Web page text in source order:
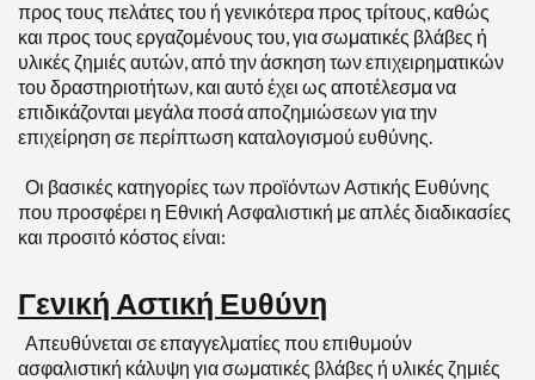
προς τους πελάτες του ή γενικότερα προς τρίτους, καθώς
και προς τους εργαζομένους του, για σωματικές βλάβες ή
υλικές ζημιές αυτών, από την άσκηση των επιχειρηματικών
του δραστηριοτήτων, και αυτό έχει ως αποτέλεσμα να
επιδικάζονται μεγάλα ποσά αποζημιώσεων για την
επιχείρηση σε περίπτωση καταλογισμού ευθύνης.
Οι βασικές κατηγορίες των προϊόντων Αστικής Ευθύνης
που προσφέρει η Εθνική Ασφαλιστική με απλές διαδικασίες
και προσιτό κόστος είναι:
Γενική Αστική Ευθύνη
Απευθύνεται σε επαγγελματίες που επιθυμούν
ασφαλιστική κάλυψη για σωματικές βλάβες ή υλικές ζημιές